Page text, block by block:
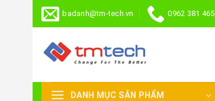
Skip
badanh@tm-tech.vn 0962 381 465
DANH MỤC SẢN PHẨM